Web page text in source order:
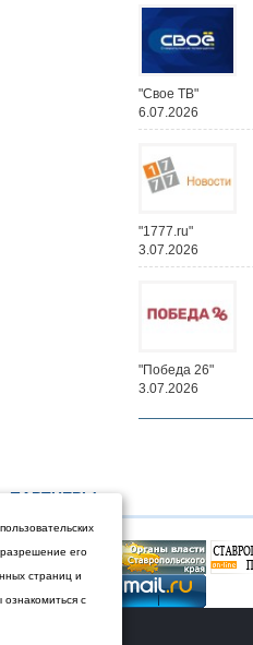
"Свое ТВ"
6.07.2026
"1777.ru"
3.07.2026
"Победа 26"
3.07.2026
ПАРТНЕРЫ
его
страниц и
с